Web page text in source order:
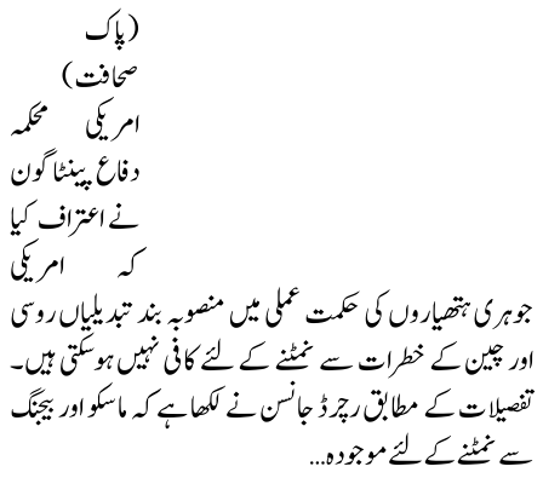
(پاک
صحافت)
امریکی محکمہ
دفاع پینٹاگون
نے اعتراف کیا
کہ امریکی
جوہری ہتھیاروں کی حکمت عملی میں منصوبہ بند تبدیلیاں روسی
اور چین کے خطرات سے نمٹنے کے لئے کافی نہیں ہوسکتی ہیں۔
تفصیلات کے مطابق رچرڈ جانسن نے لکھا ہے کہ ماسکو اور بیجنگ
سے نمٹنے کے لئے موجودہ …